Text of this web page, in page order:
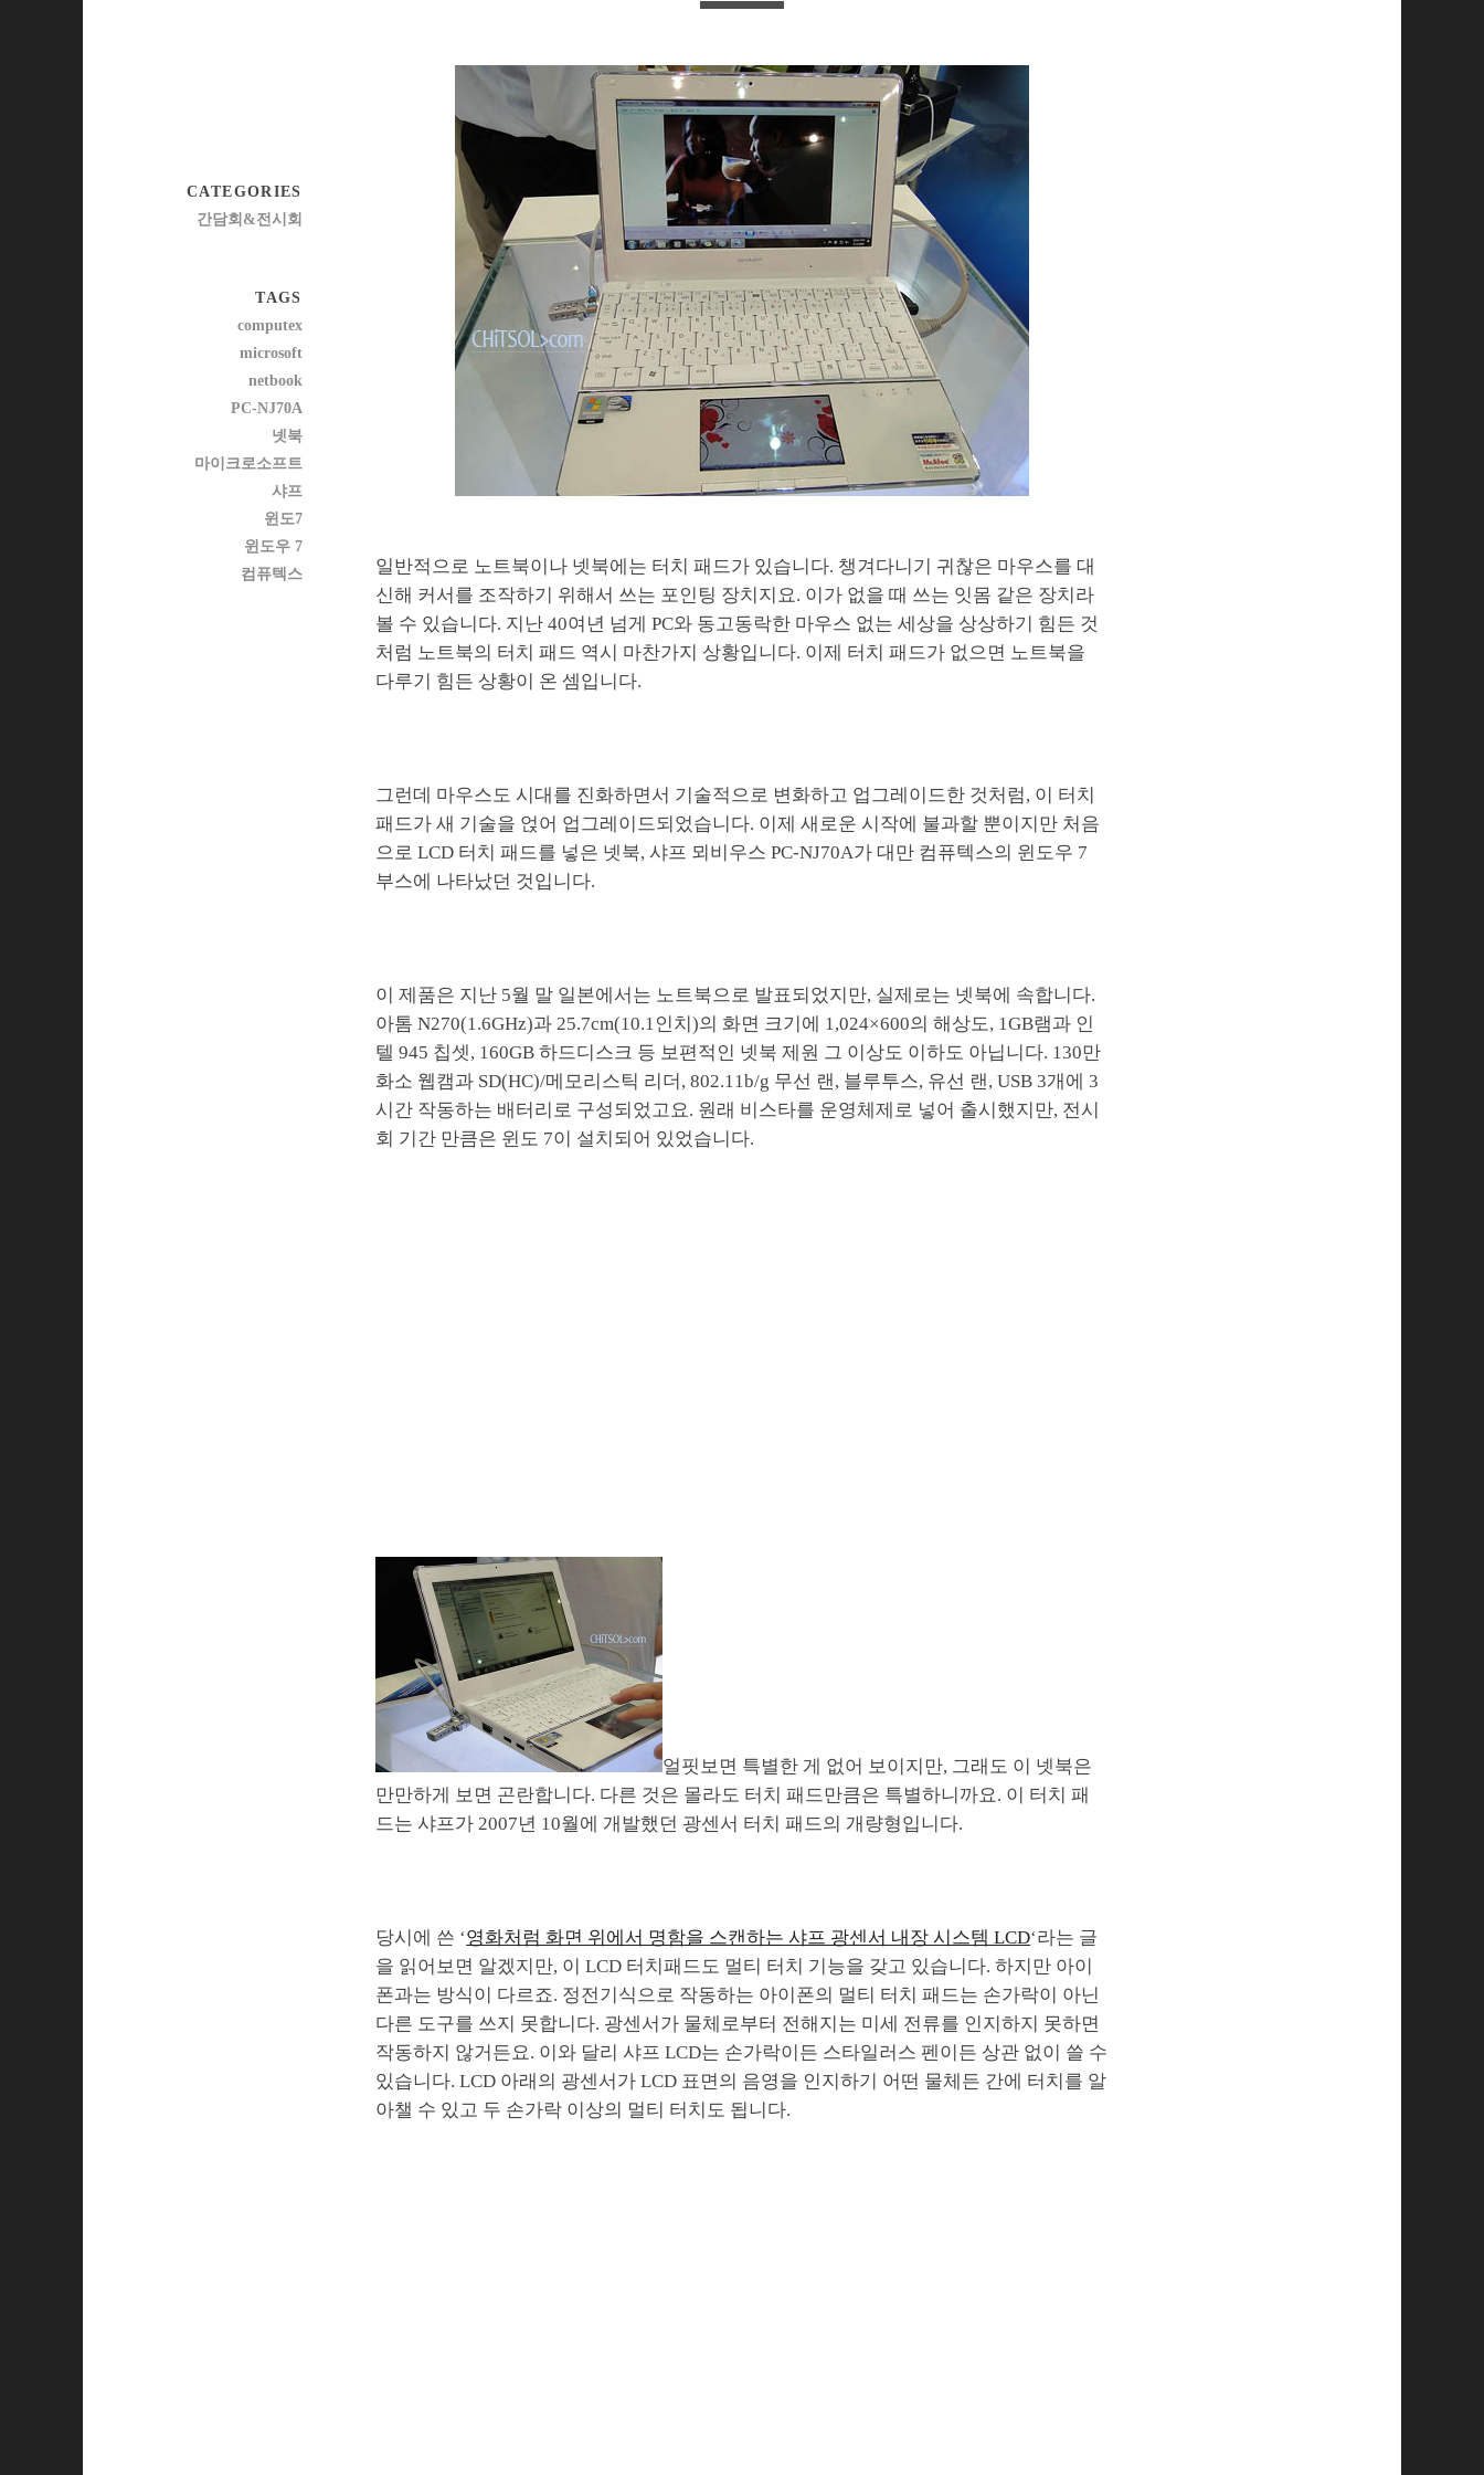
일반적으로 노트북이나 넷북에는 터치 패드가 있습니다. 챙겨다니기 귀찮은 마우스를 대
신해 커서를 조작하기 위해서 쓰는 포인팅 장치지요. 이가 없을 때 쓰는 잇몸 같은 장치라
볼 수 있습니다. 지난 40여년 넘게 PC와 동고동락한 마우스 없는 세상을 상상하기 힘든 것
처럼 노트북의 터치 패드 역시 마찬가지 상황입니다. 이제 터치 패드가 없으면 노트북을
다루기 힘든 상황이 온 셈입니다.
그런데 마우스도 시대를 진화하면서 기술적으로 변화하고 업그레이드한 것처럼, 이 터치
패드가 새 기술을 얹어 업그레이드되었습니다. 이제 새로운 시작에 불과할 뿐이지만 처음
으로 LCD 터치 패드를 넣은 넷북, 샤프 뫼비우스 PC-NJ70A가 대만 컴퓨텍스의 윈도우 7
부스에 나타났던 것입니다.
이 제품은 지난 5월 말 일본에서는 노트북으로 발표되었지만, 실제로는 넷북에 속합니다.
아톰 N270(1.6GHz)과 25.7cm(10.1인치)의 화면 크기에 1,024×600의 해상도, 1GB램과 인
텔 945 칩셋, 160GB 하드디스크 등 보편적인 넷북 제원 그 이상도 이하도 아닙니다. 130만
화소 웹캠과 SD(HC)/메모리스틱 리더, 802.11b/g 무선 랜, 블루투스, 유선 랜, USB 3개에 3
시간 작동하는 배터리로 구성되었고요. 원래 비스타를 운영체제로 넣어 출시했지만, 전시
회 기간 만큼은 윈도 7이 설치되어 있었습니다.
얼핏보면 특별한 게 없어 보이지만, 그래도 이 넷북은
만만하게 보면 곤란합니다. 다른 것은 몰라도 터치 패드만큼은 특별하니까요. 이 터치 패
드는 샤프가 2007년 10월에 개발했던 광센서 터치 패드의 개량형입니다.
당시에 쓴 ‘영화처럼 화면 위에서 명함을 스캔하는 샤프 광센서 내장 시스템 LCD‘라는 글
을 읽어보면 알겠지만, 이 LCD 터치패드도 멀티 터치 기능을 갖고 있습니다. 하지만 아이
폰과는 방식이 다르죠. 정전기식으로 작동하는 아이폰의 멀티 터치 패드는 손가락이 아닌
다른 도구를 쓰지 못합니다. 광센서가 물체로부터 전해지는 미세 전류를 인지하지 못하면
작동하지 않거든요. 이와 달리 샤프 LCD는 손가락이든 스타일러스 펜이든 상관 없이 쓸 수
있습니다. LCD 아래의 광센서가 LCD 표면의 음영을 인지하기 어떤 물체든 간에 터치를 알
아챌 수 있고 두 손가락 이상의 멀티 터치도 됩니다.
CATEGORIES
간담회&전시회
TAGS
computex
microsoft
netbook
PC-NJ70A
넷북
마이크로소프트
샤프
윈도7
윈도우 7
컴퓨텍스